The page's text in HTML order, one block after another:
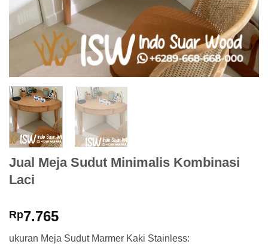
Jual Meja Sudut Minimalis Kombinasi
Laci
Rp7.765
ukuran Meja Sudut Marmer Kaki Stainless: